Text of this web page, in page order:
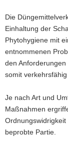
Die
Einhaltung der
Phytohygiene mit
entnommenen
den
somit verkehrsfähig
Je nach Art und
Maßnahmen
beprobte Partie.